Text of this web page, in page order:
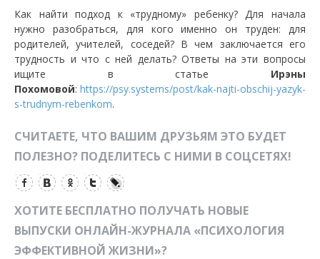
Как найти подход к «трудному» ребенку? Для начала
нужно разобраться, для кого именно он труден: для
родителей, учителей, соседей? В чем заключается его
трудность и что с ней делать? Ответы на эти вопросы
ищите в статье Ирэны
Похомовой: https://psy.systems/post/kak-najti-obschij-yazyk-
s-trudnym-rebenkom.
СЧИТАЕТЕ, ЧТО ВАШИМ ДРУЗЬЯМ ЭТО БУДЕТ
ПОЛЕЗНО? ПОДЕЛИТЕСЬ С НИМИ В СОЦСЕТЯХ!
ХОТИТЕ БЕСПЛАТНО ПОЛУЧАТЬ НОВЫЕ
ВЫПУСКИ ОНЛАЙН-ЖУРНАЛА «ПСИХОЛОГИЯ
ЭФФЕКТИВНОЙ ЖИЗНИ»?